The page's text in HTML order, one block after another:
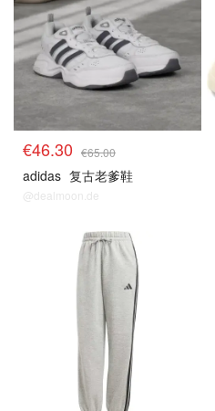
€46.30 €65.00
adidas 复古老爹鞋
@dealmoon.de